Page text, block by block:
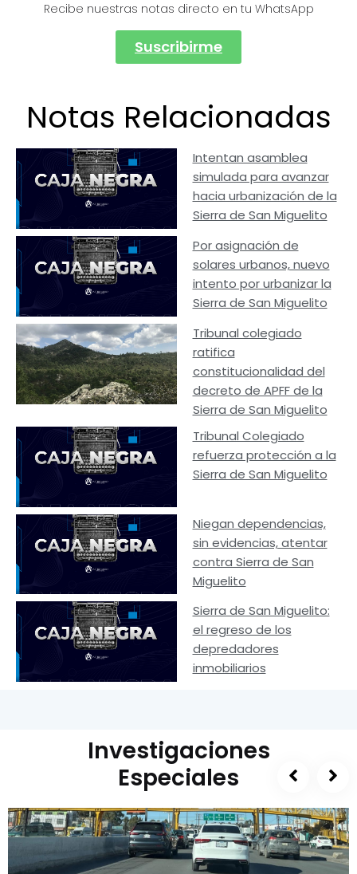
Recibe nuestras notas directo en tu WhatsApp
Suscribirme
Notas Relacionadas
Intentan asamblea
simulada para avanzar
hacia urbanización de la
Sierra de San Miguelito
Por asignación de
solares urbanos, nuevo
intento por urbanizar la
Sierra de San Miguelito
Tribunal colegiado
ratifica
constitucionalidad del
decreto de APFF de la
Sierra de San Miguelito
Tribunal Colegiado
refuerza protección a la
Sierra de San Miguelito
Niegan dependencias,
sin evidencias, atentar
contra Sierra de San
Miguelito
Sierra de San Miguelito:
el regreso de los
depredadores
inmobiliarios
Investigaciones
Especiales